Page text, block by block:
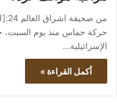
حركة حماس منذ يوم السبت،
الإسرائيلية…
أكمل القراءة »